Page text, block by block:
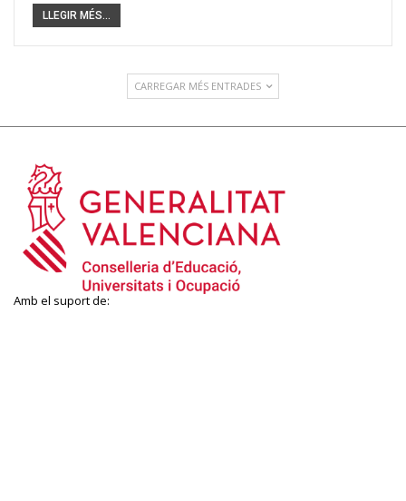
LLEGIR MÉS...
CARREGAR MÉS ENTRADES
Amb el suport de: